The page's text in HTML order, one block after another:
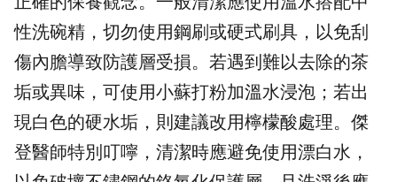
性洗碗精，切勿使用鋼刷或硬式刷具，以免刮
傷內膽導致防護層受損。若遇到難以去除的茶
垢或異味，可使用小蘇打粉加溫水浸泡；若出
現白色的硬水垢，則建議改用檸檬酸處理。傑
登醫師特別叮嚀，清潔時應避免使用漂白水，